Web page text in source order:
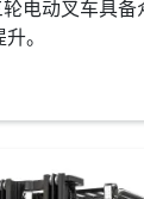
电动叉车具备
。